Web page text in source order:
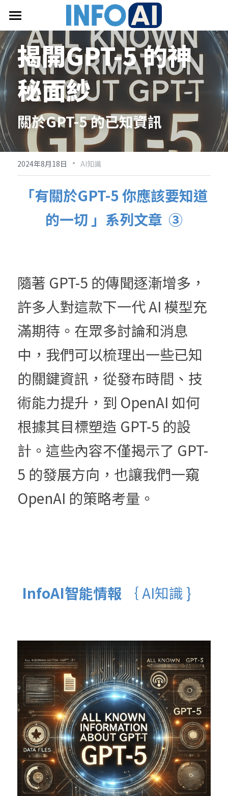
首頁
關於InfoAI
訂閱電子報
最新文章
搜索
email聯絡
揭開GPT-5 的神
秘面紗
關於GPT-5 的已知資訊
2024年8月18日 · AI知識
「有關於GPT-5 你應該要知道
的一切 」系列文章  ③
隨著 GPT-5 的傳聞逐漸增多，
許多人對這款下一代 AI 模型充
滿期待。在眾多討論和消息
中，我們可以梳理出一些已知
的關鍵資訊，從發布時間、技
術能力提升，到 OpenAI 如何
根據其目標塑造 GPT-5 的設
計。這些內容不僅揭示了 GPT-
5 的發展方向，也讓我們一窺
OpenAI 的策略考量。
InfoAI智能情報 ｛ AI知識 }